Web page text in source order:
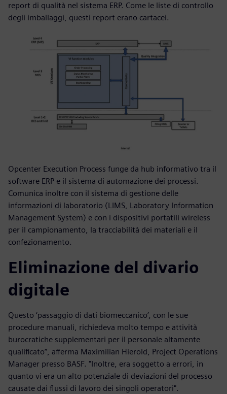
report di qualità nel sistema ERP. Come le liste di controllo
degli imballaggi, questi report erano cartacei.
Opcenter Execution Process funge da hub informativo tra il
software ERP e il sistema di automazione dei processi.
Comunica inoltre con il sistema di gestione delle
informazioni di laboratorio (LIMS, Laboratory Information
Management System) e con i dispositivi portatili wireless
per il campionamento, la tracciabilità dei materiali e il
confezionamento.
Eliminazione del divario
digitale
Questo ‘passaggio di dati biomeccanico’, con le sue
procedure manuali, richiedeva molto tempo e attività
burocratiche supplementari per il personale altamente
qualificato”, afferma Maximilian Hierold, Project Operations
Manager presso BASF. "Inoltre, era soggetto a errori, in
quanto vi era un alto potenziale di deviazioni del processo
causate dai flussi di lavoro dei singoli operatori".